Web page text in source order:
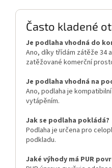
Často kladené
Je podlaha vhodná do
Ano, díky třídám zátěže 34
zatěžované komerční
Je podlaha vhodná na
Ano, podlaha je
vytápěním.
Jak se podlaha pokládá?
Podlaha je určena pro
podkladu.
Jaké výhody má PUR